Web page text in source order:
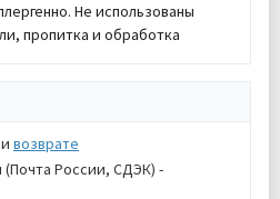
Не использованы
пропитка и обработка
и возврате
(Почта России, СДЭК) -